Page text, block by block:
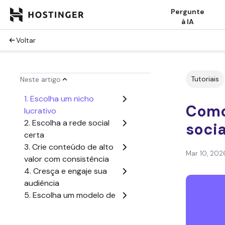
Pergunte
à IA
Voltar
Neste artigo
1. Escolha um nicho
lucrativo
2. Escolha a rede social
certa
3. Crie conteúdo de alto
valor com consistência
4. Cresça e engaje sua
audiência
5. Escolha um modelo de
Tutoriais
Mar 10,